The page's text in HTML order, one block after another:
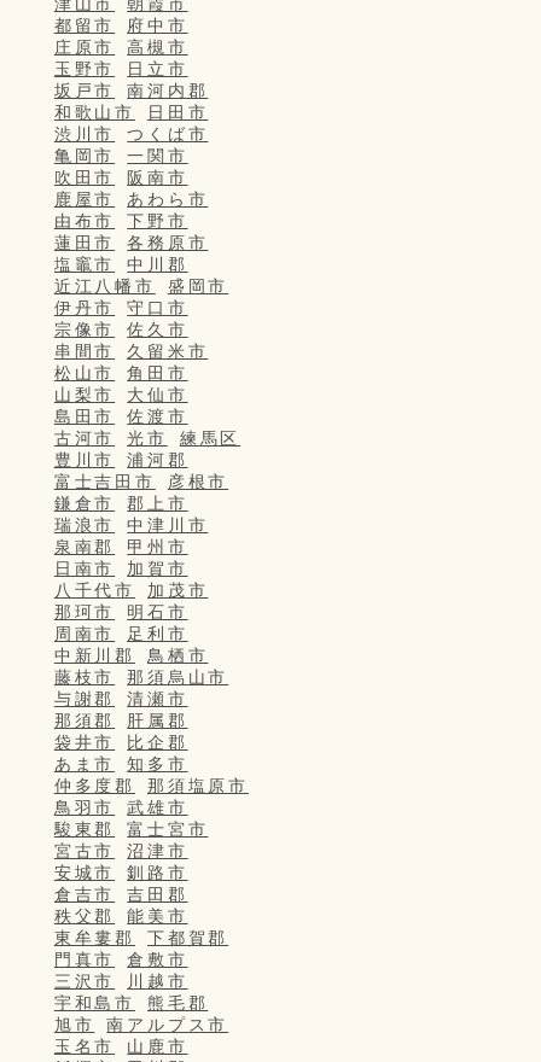
都留市
府中市
庄原市
高槻市
玉野市
日立市
坂戸市
南河内郡
和歌山市
日田市
渋川市
つくば市
亀岡市
一関市
吹田市
阪南市
鹿屋市
あわら市
由布市
下野市
蓮田市
各務原市
塩竈市
中川郡
近江八幡市
盛岡市
伊丹市
守口市
宗像市
佐久市
串間市
久留米市
松山市
角田市
山梨市
大仙市
島田市
佐渡市
古河市
光市
練馬区
豊川市
浦河郡
富士吉田市
彦根市
鎌倉市
郡上市
瑞浪市
中津川市
泉南郡
甲州市
日南市
加賀市
八千代市
加茂市
那珂市
明石市
周南市
足利市
中新川郡
鳥栖市
藤枝市
那須烏山市
与謝郡
清瀬市
那須郡
肝属郡
袋井市
比企郡
あま市
知多市
仲多度郡
那須塩原市
鳥羽市
武雄市
駿東郡
富士宮市
宮古市
沼津市
安城市
釧路市
倉吉市
吉田郡
秩父郡
能美市
東牟婁郡
下都賀郡
門真市
倉敷市
三沢市
川越市
宇和島市
熊毛郡
旭市
南アルプス市
玉名市
山鹿市